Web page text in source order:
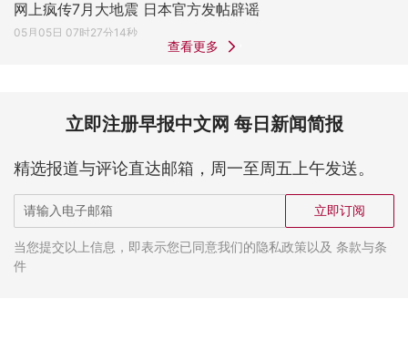
网上疯传7月大地震 日本官方发帖辟谣
05月05日 07时27分14秒
查看更多
立即注册早报中文网 每日新闻简报
精选报道与评论直达邮箱，周一至周五上午发送。
立即订阅
当您提交以上信息，即表示您已同意我们的隐私政策以及 条款与条
件